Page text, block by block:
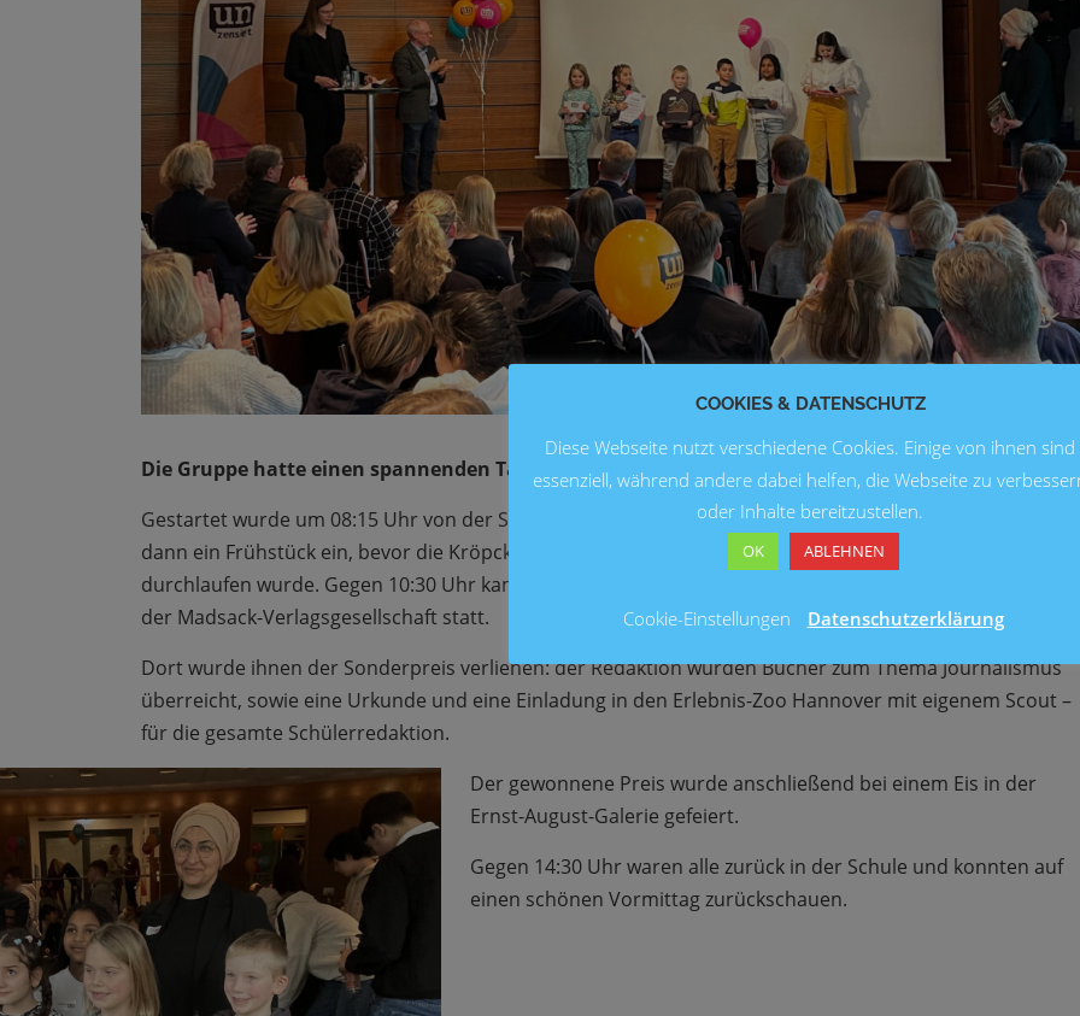
Die Gruppe hatte einen spannenden Tag!
Gestartet wurde um 08:15 Uhr von der Schule aus mit Bus und Bahn. In der Innenstadt nahm die
dann ein Frühstück ein, bevor die Kröpcke-Uhr gesichtet und das Heckenlabyrinth am Opernplatz
durchlaufen wurde. Gegen 10:30 Uhr kam die Redaktion bei der Verleihung an. Diese fand im Gebäude
der Madsack-Verlagsgesellschaft statt.
Dort wurde ihnen der Sonderpreis verliehen: der Redaktion wurden Bücher zum Thema Journalismus
überreicht, sowie eine Urkunde und eine Einladung in den Erlebnis-Zoo Hannover mit eigenem Scout –
für die gesamte Schülerredaktion.
Der gewonnene Preis wurde anschließend bei einem Eis in der
Ernst-August-Galerie gefeiert.
Gegen 14:30 Uhr waren alle zurück in der Schule und konnten auf
einen schönen Vormittag zurückschauen.
COOKIES & DATENSCHUTZ
Diese Webseite nutzt verschiedene Cookies. Einige von ihnen sind
essenziell, während andere dabei helfen, die Webseite zu
oder Inhalte bereitzustellen.
OK ABLEHNEN
Cookie-Einstellungen Datenschutzerklärung